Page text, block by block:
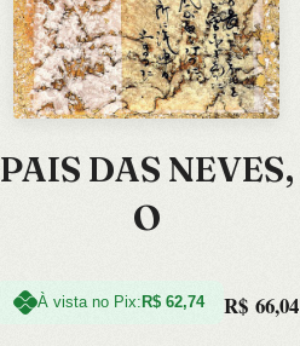
PAIS DAS NEVES,
O
À vista no Pix: R$ 62,74 R$ 66,04